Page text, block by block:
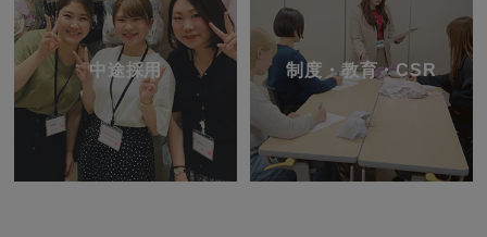
中途採用 制度・教育・CSR